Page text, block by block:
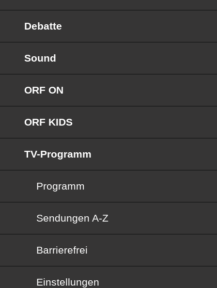
Debatte
Sound
ORF ON
ORF KIDS
TV-Programm
Programm
Sendungen von A bis Z
Sendungen A-Z
Barrierefrei
Barrierefrei
Einstellungen